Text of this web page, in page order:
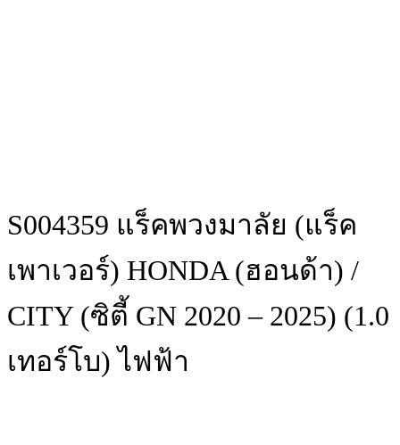
S004359 แร็คพวงมาลัย (แร็ค
เพาเวอร์) HONDA (ฮอนด้า) /
CITY (ซิตี้ GN 2020 – 2025) (1.0
เทอร์โบ) ไฟฟ้า